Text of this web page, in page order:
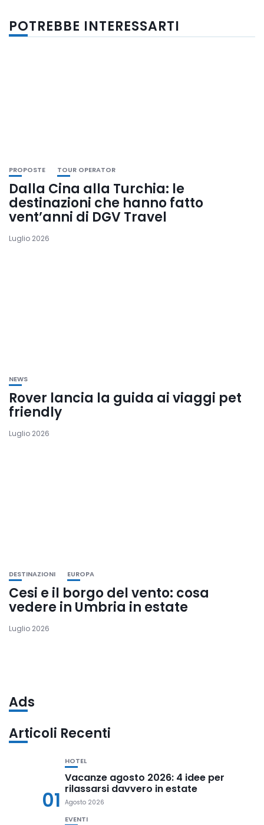
POTREBBE INTERESSARTI
PROPOSTE TOUR OPERATOR
Dalla Cina alla Turchia: le
destinazioni che hanno fatto
vent’anni di DGV Travel
Luglio 2026
NEWS
Rover lancia la guida ai viaggi pet
friendly
Luglio 2026
DESTINAZIONI EUROPA
Cesi e il borgo del vento: cosa
vedere in Umbria in estate
Luglio 2026
Ads
Articoli Recenti
01
HOTEL
Vacanze agosto 2026: 4 idee per
rilassarsi davvero in estate
Agosto 2026
EVENTI